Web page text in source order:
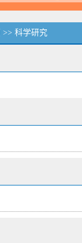
>> 科学研究